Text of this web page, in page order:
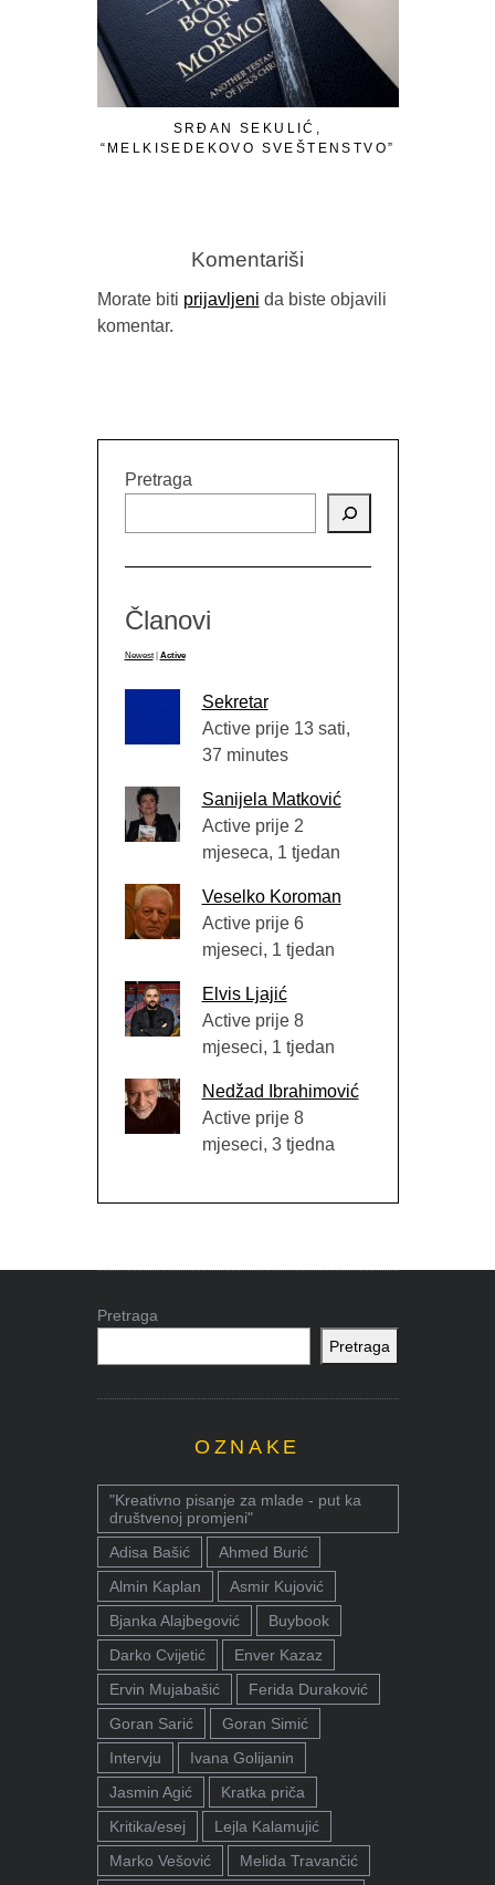
SRĐAN SEKULIĆ,
“MELKISEDEKOVO SVEŠTENSTVO”
Komentariši
Morate biti prijavljeni da biste objavili
komentar.
Pretraga
Članovi
Newest Active
Sekretar
Active prije 13 sati,
37 minutes
Sanijela Matković
Active prije 2
mjeseca, 1 tjedan
Veselko Koroman
Active prije 6
mjeseci, 1 tjedan
Elvis Ljajić
Active prije 8
mjeseci, 1 tjedan
Nedžad Ibrahimović
Active prije 8
mjeseci, 3 tjedna
Pretraga
Pretraga
OZNAKE
"Kreativno pisanje za mlade - put ka
društvenoj promjeni"
Adisa Bašić
Ahmed Burić
Almin Kaplan
Asmir Kujović
Bjanka Alajbegović
Buybook
Darko Cvijetić
Enver Kazaz
Ervin Mujabašić
Ferida Duraković
Goran Sarić
Goran Simić
Intervju
Ivana Golijanin
Jasmin Agić
Kratka priča
Kritika/esej
Lejla Kalamujić
Marko Vešović
Melida Travančić